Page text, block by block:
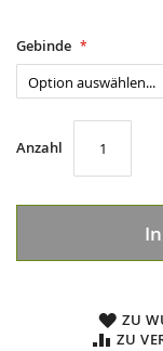
Gebinde
Anzahl
ZU
ZU